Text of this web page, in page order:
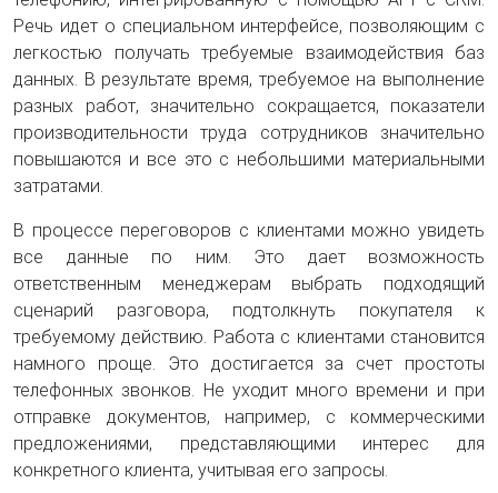
Речь идет о специальном интерфейсе, позволяющим с
легкостью получать требуемые взаимодействия баз
данных. В результате время, требуемое на выполнение
разных работ, значительно сокращается, показатели
производительности труда сотрудников значительно
повышаются и все это с небольшими материальными
затратами.
В процессе переговоров с клиентами можно увидеть
все данные по ним. Это дает возможность
ответственным менеджерам выбрать подходящий
сценарий разговора, подтолкнуть покупателя к
требуемому действию. Работа с клиентами становится
намного проще. Это достигается за счет простоты
телефонных звонков. Не уходит много времени и при
отправке документов, например, с коммерческими
предложениями, представляющими интерес для
конкретного клиента, учитывая его запросы.